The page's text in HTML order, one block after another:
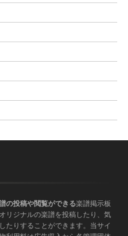
の投稿や閲覧ができる楽譜掲示板
リジナルの楽譜を投稿したり、気
たりすることができます。当サイ